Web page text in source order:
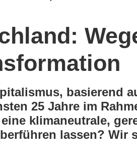
basierend
25 Jahre im
klimaneutrale,
lassen? Wir